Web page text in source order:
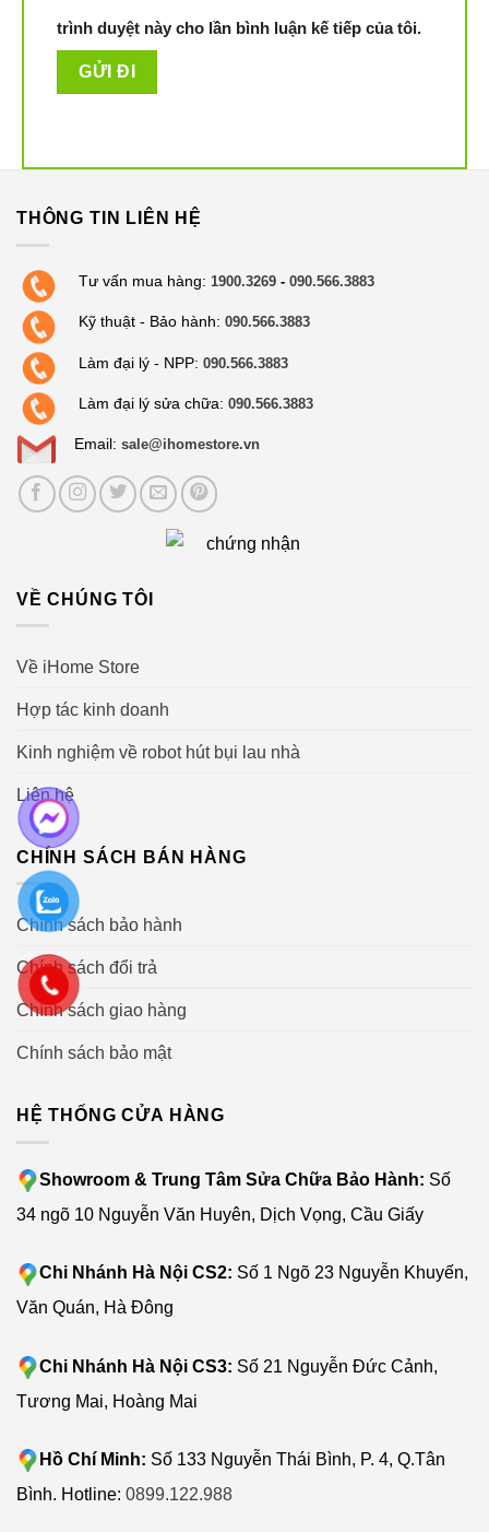
trình duyệt này cho lần bình luận kế tiếp của tôi.
THÔNG TIN LIÊN HỆ
Tư vấn mua hàng: 1900.3269 -090.566.3883
Kỹ thuật - Bảo hành: 090.566.3883
Làm đại lý - NPP: 090.566.3883
Làm đại lý sửa chữa: 090.566.3883
Email: sale@ihomestore.vn
VỀ CHÚNG TÔI
Về iHome Store
Hợp tác kinh doanh
Kinh nghiệm về robot hút bụi lau nhà
Liên hệ
CHÍNH SÁCH BÁN HÀNG
Chính sách bảo hành
Chính sách đổi trả
Chính sách giao hàng
Chính sách bảo mật
HỆ THỐNG CỬA HÀNG
Showroom & Trung Tâm Sửa Chữa Bảo Hành: Số
34 ngõ 10 Nguyễn Văn Huyên, Dịch Vọng, Cầu Giấy
Chi Nhánh Hà Nội CS2: Số 1 Ngõ 23 Nguyễn Khuyến,
Văn Quán, Hà Đông
Chi Nhánh Hà Nội CS3: Số 21 Nguyễn Đức Cảnh,
Tương Mai, Hoàng Mai
Hồ Chí Minh: Số 133 Nguyễn Thái Bình, P. 4, Q.Tân
Bình. Hotline: 0899.122.988